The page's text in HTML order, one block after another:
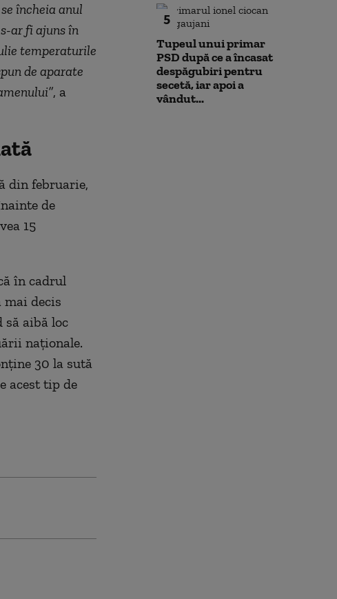
încheia anul
ar fi ajuns în
temperaturile
de aparate
, a
din februarie,
de
15
în cadrul
decis
să aibă loc
naţionale.
30 la sută
acest tip de
5
Tupeul unui primar
PSD după ce a încasat
despăgubiri pentru
secetă, iar apoi a
vândut...